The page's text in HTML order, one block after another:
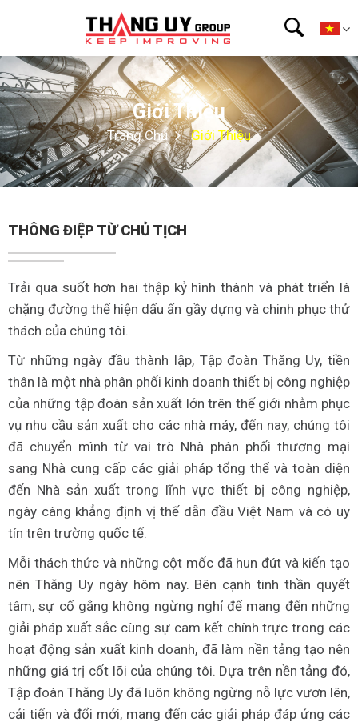
Giới Thiệu
Trang Chủ Giới Thiệu
THÔNG ĐIỆP TỪ CHỦ TỊCH
Trải qua suốt hơn hai thập kỷ hình thành và phát triển là
chặng đường thể hiện dấu ấn gầy dựng và chinh phục thử
thách của chúng tôi.
Từ những ngày đầu thành lập, Tập đoàn Thăng Uy, tiền
thân là một nhà phân phối kinh doanh thiết bị công nghiệp
của những tập đoàn sản xuất lớn trên thế giới nhằm phục
vụ nhu cầu sản xuất cho các nhà máy, đến nay, chúng tôi
đã chuyển mình từ vai trò Nhà phân phối thương mại
sang Nhà cung cấp các giải pháp tổng thể và toàn diện
đến Nhà sản xuất trong lĩnh vực thiết bị công nghiệp,
ngày càng khẳng định vị thế dẫn đầu Việt Nam và có uy
tín trên trường quốc tế.
Mỗi thách thức và những cột mốc đã hun đút và kiến tạo
nên Thăng Uy ngày hôm nay. Bên cạnh tinh thần quyết
tâm, sự cố gắng không ngừng nghỉ để mang đến những
giải pháp xuất sắc cùng sự cam kết chính trực trong các
hoạt động sản xuất kinh doanh, đã làm nền tảng tạo nên
những giá trị cốt lõi của chúng tôi. Dựa trên nền tảng đó,
Tập đoàn Thăng Uy đã luôn không ngừng nỗ lực vươn lên,
cải tiến và đổi mới, mang đến các giải pháp đáp ứng các